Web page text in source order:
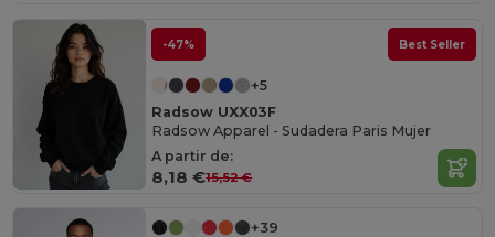
-47% Best Seller
+5
Radsow UXX03F
Radsow Apparel - Sudadera Paris Mujer
A partir de:
8,18 €15,52 €
+39